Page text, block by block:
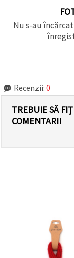
Nu s-au
Recenzii: 0
TREBUIE SĂ
COMENTARII